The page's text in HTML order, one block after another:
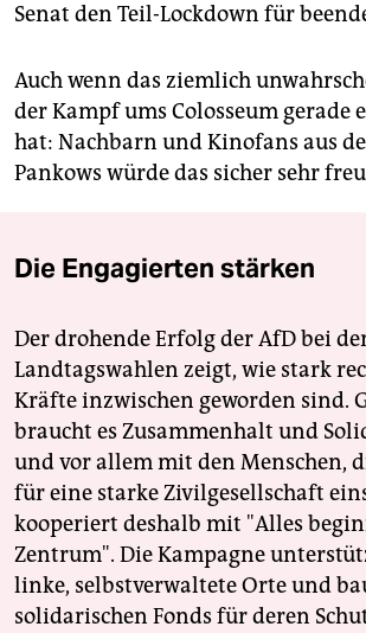
Senat den Teil-Lockdown für
Auch wenn das ziemlich
der Kampf ums Colosseum gerade
hat: Nachbarn und Kinofans aus
Pankows würde das sicher sehr
Die Engagierten stärken
Der drohende Erfolg der AfD bei
Landtagswahlen zeigt, wie stark
Kräfte inzwischen geworden sind.
braucht es Zusammenhalt und
und vor allem mit den Menschen,
für eine starke Zivilgesellschaft
kooperiert deshalb mit "Alles
Zentrum". Die Kampagne
linke, selbstverwaltete Orte und
solidarischen Fonds für deren